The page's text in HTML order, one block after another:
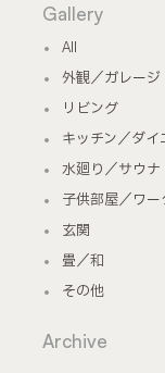
Gallery
All
外観／ガレージ
リビング
キッチン／ダイ
水廻り／サウナ
子供部屋／ワー
玄関
畳／和
その他
Archive